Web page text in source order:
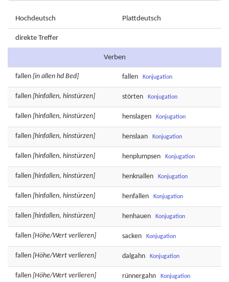
Hochdeutsch Plattdeutsch
direkte Treffer
Verben
fallen [in allen hd Bed] fallen Konjugation
fallen [hinfallen, hinstürzen] störten Konjugation
fallen [hinfallen, hinstürzen] henslagen Konjugation
fallen [hinfallen, hinstürzen] henslaan Konjugation
fallen [hinfallen, hinstürzen] henplumpsen Konjugation
fallen [hinfallen, hinstürzen] henknallen Konjugation
fallen [hinfallen, hinstürzen] henfallen Konjugation
fallen [hinfallen, hinstürzen] henhauen Konjugation
fallen [Höhe/Wert verlieren] sacken Konjugation
fallen [Höhe/Wert verlieren] dalgahn Konjugation
fallen [Höhe/Wert verlieren] rünnergahn Konjugation